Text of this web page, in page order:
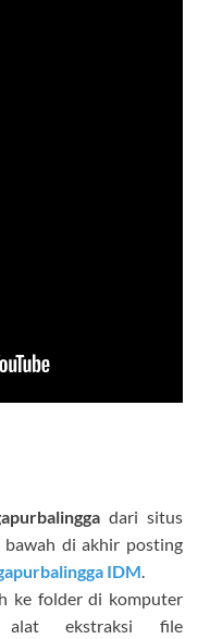
dari situs
di akhir posting
IDM.
ke folder di komputer
alat ekstraksi file